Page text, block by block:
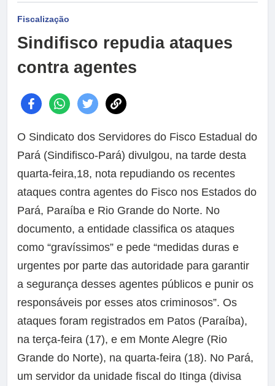
Fiscalização
Sindifisco repudia ataques
contra agentes
O Sindicato dos Servidores do Fisco Estadual do
Pará (Sindifisco-Pará) divulgou, na tarde desta
quarta-feira,18, nota repudiando os recentes
ataques contra agentes do Fisco nos Estados do
Pará, Paraíba e Rio Grande do Norte. No
documento, a entidade classifica os ataques
como “gravíssimos” e pede “medidas duras e
urgentes por parte das autoridade para garantir
a segurança desses agentes públicos e punir os
responsáveis por esses atos criminosos”. Os
ataques foram registrados em Patos (Paraíba),
na terça-feira (17), e em Monte Alegre (Rio
Grande do Norte), na quarta-feira (18). No Pará,
um servidor da unidade fiscal do Itinga (divisa